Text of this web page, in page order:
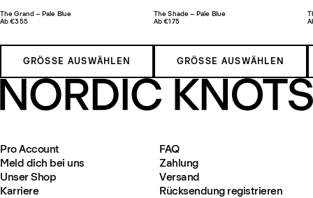
The Grand – Pale Blue
Ab €355
GRÖSSE AUSWÄHLEN
The Shade – Pale Blue
Ab €175
GRÖSSE AUSWÄHLEN
Pro Account
Meld dich bei uns
Unser Shop
Karriere
FAQ
Zahlung
Versand
Rücksendung registrieren